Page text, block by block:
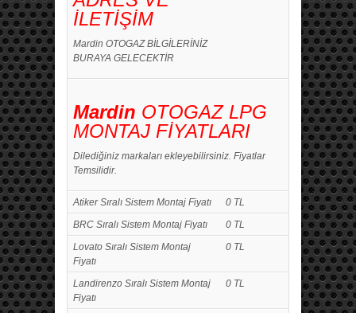
İLETİŞİM
Mardin OTOGAZ BİLGİLERİNİZ
BURAYA GELECEKTİR
Mardin OTOGAZ LPG
MONTAJ FİYATLARI
Dilediğiniz markaları ekleyebilirsiniz. Fiyatlar
Temsilidir.
Atiker Sıralı Sistem Montaj Fiyatı
0 TL
BRC Sıralı Sistem Montaj Fiyatı
0 TL
Lovato Sıralı Sistem Montaj
Fiyatı
0 TL
Landirenzo Sıralı Sistem Montaj
Fiyatı
0 TL